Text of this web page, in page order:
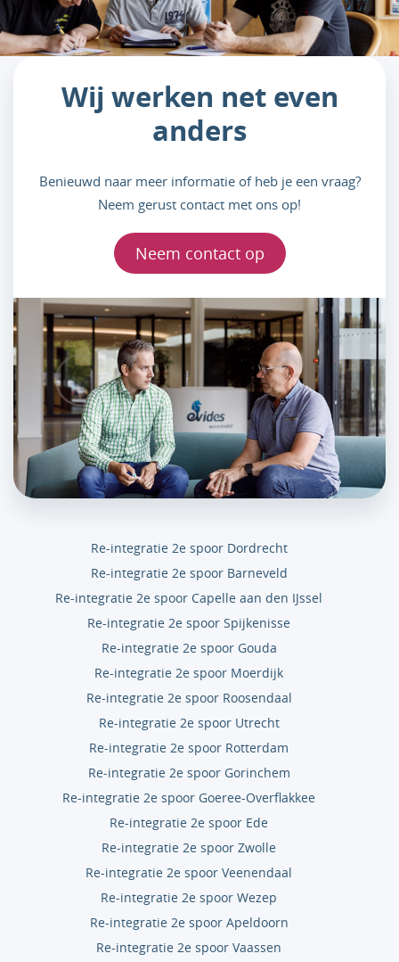
Wij werken net even
anders
Benieuwd naar meer informatie of heb je een vraag?
Neem gerust contact met ons op!
Neem contact op
Re-integratie 2e spoor Dordrecht
Re-integratie 2e spoor Barneveld
Re-integratie 2e spoor Capelle aan den IJssel
Re-integratie 2e spoor Spijkenisse
Re-integratie 2e spoor Gouda
Re-integratie 2e spoor Moerdijk
Re-integratie 2e spoor Roosendaal
Re-integratie 2e spoor Utrecht
Re-integratie 2e spoor Rotterdam
Re-integratie 2e spoor Gorinchem
Re-integratie 2e spoor Goeree-Overflakkee
Re-integratie 2e spoor Ede
Re-integratie 2e spoor Zwolle
Re-integratie 2e spoor Veenendaal
Re-integratie 2e spoor Wezep
Re-integratie 2e spoor Apeldoorn
Re-integratie 2e spoor Vaassen